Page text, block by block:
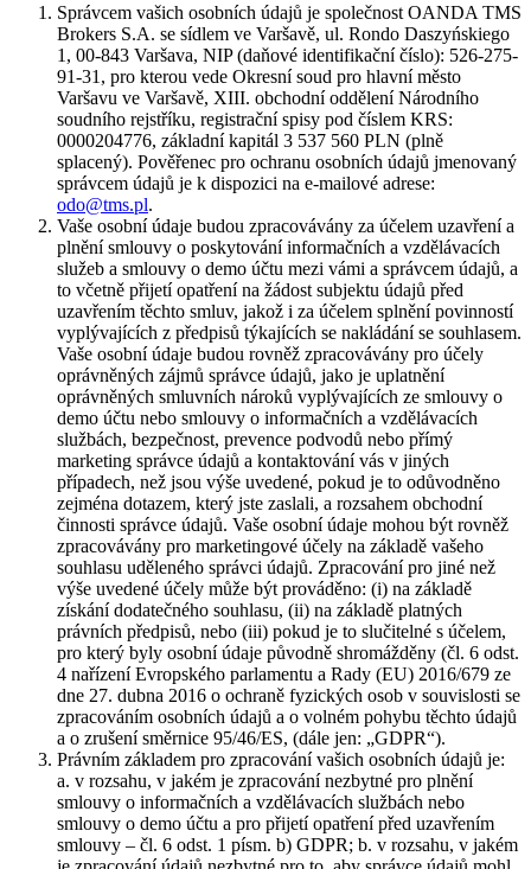
Správcem vašich osobních údajů je společnost OANDA TMS
Brokers S.A. se sídlem ve Varšavě, ul. Rondo Daszyńskiego
1, 00-843 Varšava, NIP (daňové identifikační číslo): 526-275-
91-31, pro kterou vede Okresní soud pro hlavní město
Varšavu ve Varšavě, XIII. obchodní oddělení Národního
soudního rejstříku, registrační spisy pod číslem KRS:
0000204776, základní kapitál 3 537 560 PLN (plně
splacený). Pověřenec pro ochranu osobních údajů jmenovaný
správcem údajů je k dispozici na e-mailové adrese:
odo@tms.pl.
Vaše osobní údaje budou zpracovávány za účelem uzavření a
plnění smlouvy o poskytování informačních a vzdělávacích
služeb a smlouvy o demo účtu mezi vámi a správcem údajů, a
to včetně přijetí opatření na žádost subjektu údajů před
uzavřením těchto smluv, jakož i za účelem splnění povinností
vyplývajících z předpisů týkajících se nakládání se souhlasem.
Vaše osobní údaje budou rovněž zpracovávány pro účely
oprávněných zájmů správce údajů, jako je uplatnění
oprávněných smluvních nároků vyplývajících ze smlouvy o
demo účtu nebo smlouvy o informačních a vzdělávacích
službách, bezpečnost, prevence podvodů nebo přímý
marketing správce údajů a kontaktování vás v jiných
případech, než jsou výše uvedené, pokud je to odůvodněno
zejména dotazem, který jste zaslali, a rozsahem obchodní
činnosti správce údajů. Vaše osobní údaje mohou být rovněž
zpracovávány pro marketingové účely na základě vašeho
souhlasu uděleného správci údajů. Zpracování pro jiné než
výše uvedené účely může být prováděno: (i) na základě
získání dodatečného souhlasu, (ii) na základě platných
právních předpisů, nebo (iii) pokud je to slučitelné s účelem,
pro který byly osobní údaje původně shromážděny (čl. 6 odst.
4 nařízení Evropského parlamentu a Rady (EU) 2016/679 ze
dne 27. dubna 2016 o ochraně fyzických osob v souvislosti se
zpracováním osobních údajů a o volném pohybu těchto údajů
a o zrušení směrnice 95/46/ES, (dále jen: „GDPR“).
Právním základem pro zpracování vašich osobních údajů je:
a. v rozsahu, v jakém je zpracování nezbytné pro plnění
smlouvy o informačních a vzdělávacích službách nebo
smlouvy o demo účtu a pro přijetí opatření před uzavřením
smlouvy – čl. 6 odst. 1 písm. b) GDPR; b. v rozsahu, v jakém